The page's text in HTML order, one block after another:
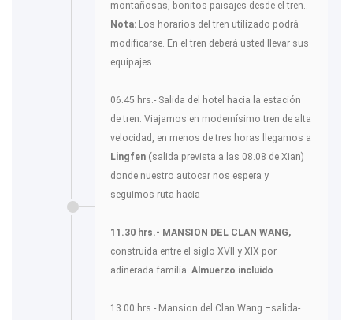
montañosas, bonitos paisajes desde el tren..
Nota: Los horarios del tren utilizado podrá
modificarse. En el tren deberá usted llevar sus
equipajes.
06.45 hrs.- Salida del hotel hacia la estación
de tren. Viajamos en modernísimo tren de alta
velocidad, en menos de tres horas llegamos a
Lingfen (salida prevista a las 08.08 de Xian)
donde nuestro autocar nos espera y
seguimos ruta hacia
11.30 hrs.- MANSION DEL CLAN WANG,
construida entre el siglo XVII y XIX por
adinerada familia. Almuerzo incluido
13.00 hrs.- Mansion del Clan Wang –salida-